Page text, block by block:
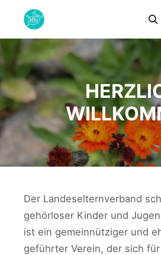
Der Landeselternverband
gehörloser Kinder und
ist ein gemeinnütziger und
geführter Verein, der sich